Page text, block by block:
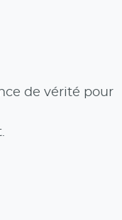
de vérité pour